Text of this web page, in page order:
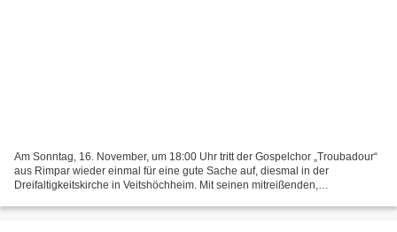
Am Sonntag, 16. November, um 18:00 Uhr tritt der Gospelchor „Troubadour“
aus Rimpar wieder einmal für eine gute Sache auf, diesmal in der
Dreifaltigkeitskirche in Veitshöchheim. Mit seinen mitreißenden,